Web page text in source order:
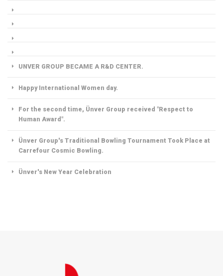
UNVER GROUP BECAME A R&D CENTER.
Happy International Women day.
For the second time, Ünver Group received "Respect to
Human Award".
Ünver Group's Traditional Bowling Tournament Took Place at
Carrefour Cosmic Bowling.
Ünver's New Year Celebration